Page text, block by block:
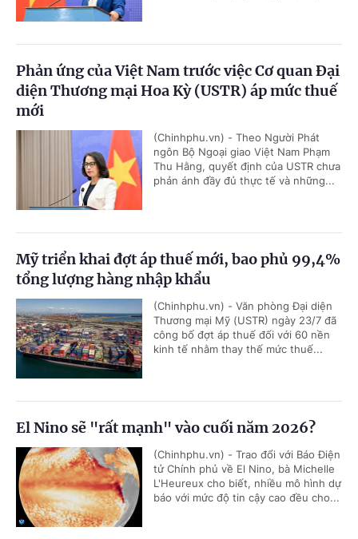
Phản ứng của Việt Nam trước việc Cơ quan Đại
diện Thương mại Hoa Kỳ (USTR) áp mức thuế
mới
(Chinhphu.vn) - Theo Người Phát
ngôn Bộ Ngoại giao Việt Nam Phạm
Thu Hằng, quyết định của USTR chưa
phản ánh đầy đủ thực tế và những...
Mỹ triển khai đợt áp thuế mới, bao phủ 99,4%
tổng lượng hàng nhập khẩu
(Chinhphu.vn) - Văn phòng Đại diện
Thương mại Mỹ (USTR) ngày 23/7 đã
công bố đợt áp thuế đối với 60 nền
kinh tế nhằm thay thế mức thuế...
El Nino sẽ "rất mạnh" vào cuối năm 2026?
(Chinhphu.vn) - Trao đổi với Báo Điện
tử Chính phủ về El Nino, bà Michelle
L'Heureux cho biết, nhiều mô hình dự
báo với mức độ tin cậy cao đều cho...